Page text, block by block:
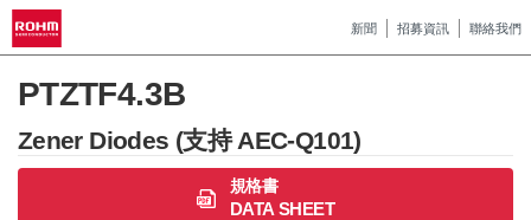
新聞 招募資訊 聯絡我們
PTZTF4.3B
Zener Diodes (支持 AEC-Q101)
規格書
DATA SHEET